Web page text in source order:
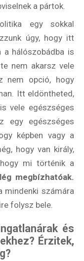
a pártok.
egy sokkal
úgy, hogy itt
hálószobádba is
nem akarsz vele
nem opció, hogy
Itt eldöntheted,
vele egészséges
egy egészséges
képben vagy a
hogy van király,
mi történik a
megbízhatóak.
mindenki számára
folysz bele.
és
Érzitek,